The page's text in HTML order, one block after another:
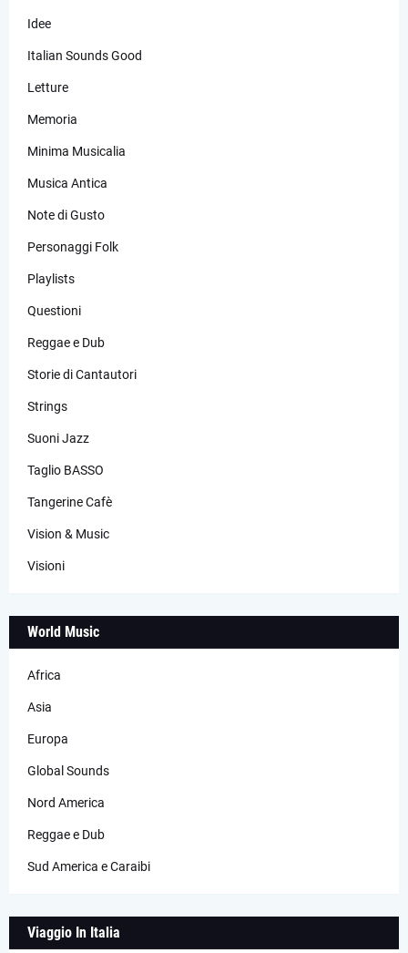
Idee
Italian Sounds Good
Letture
Memoria
Minima Musicalia
Musica Antica
Note di Gusto
Personaggi Folk
Playlists
Questioni
Reggae e Dub
Storie di Cantautori
Strings
Suoni Jazz
Taglio BASSO
Tangerine Cafè
Vision & Music
Visioni
World Music
Africa
Asia
Europa
Global Sounds
Nord America
Reggae e Dub
Sud America e Caraibi
Viaggio In Italia